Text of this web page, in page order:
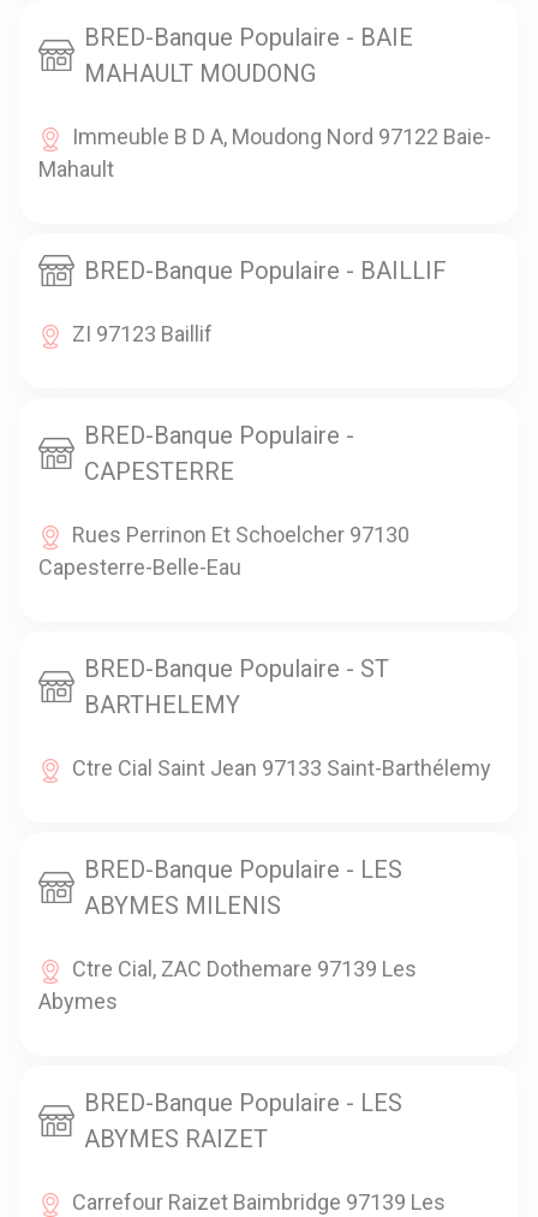
BRED-Banque Populaire - BAIE
MAHAULT MOUDONG
Immeuble B D A, Moudong Nord 97122 Baie-
Mahault
BRED-Banque Populaire - BAILLIF
ZI 97123 Baillif
BRED-Banque Populaire -
CAPESTERRE
Rues Perrinon Et Schoelcher 97130
Capesterre-Belle-Eau
BRED-Banque Populaire - ST
BARTHELEMY
Ctre Cial Saint Jean 97133 Saint-Barthélemy
BRED-Banque Populaire - LES
ABYMES MILENIS
Ctre Cial, ZAC Dothemare 97139 Les
Abymes
BRED-Banque Populaire - LES
ABYMES RAIZET
Carrefour Raizet Baimbridge 97139 Les